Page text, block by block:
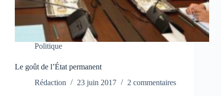
Politique
Le goût de l’État permanent
Rédaction
23 juin 2017 2 commentaires